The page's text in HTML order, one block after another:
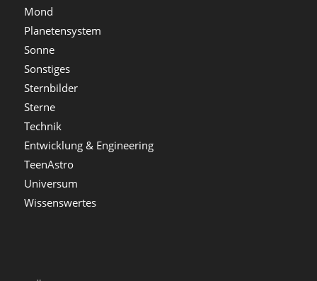
Mond
Planetensystem
Sonne
Sonstiges
Sternbilder
Sterne
Technik
Entwicklung & Engineering
TeenAstro
Universum
Wissenswertes